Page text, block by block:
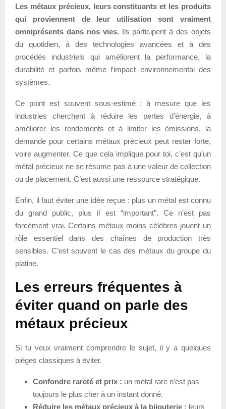
Les métaux précieux, leurs constituants et les produits
qui proviennent de leur utilisation sont vraiment
omniprésents dans nos vies. Ils participent à des objets
du quotidien, à des technologies avancées et à des
procédés industriels qui améliorent la performance, la
durabilité et parfois même l’impact environnemental des
systèmes.
Ce point est souvent sous-estimé : à mesure que les
industries cherchent à réduire les pertes d’énergie, à
améliorer les rendements et à limiter les émissions, la
demande pour certains métaux précieux peut rester forte,
voire augmenter. Ce que cela implique pour toi, c’est qu’un
métal précieux ne se résume pas à une valeur de collection
ou de placement. C’est aussi une ressource stratégique.
Enfin, il faut éviter une idée reçue : plus un métal est connu
du grand public, plus il est “important”. Ce n’est pas
forcément vrai. Certains métaux moins célèbres jouent un
rôle essentiel dans des chaînes de production très
sensibles. C’est souvent le cas des métaux du groupe du
platine.
Les erreurs fréquentes à
éviter quand on parle des
métaux précieux
Si tu veux vraiment comprendre le sujet, il y a quelques
pièges classiques à éviter.
Confondre rareté et prix : un métal rare n’est pas
toujours le plus cher à un instant donné.
Réduire les métaux précieux à la bijouterie : leurs